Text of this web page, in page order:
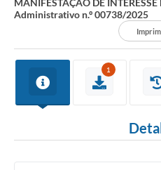
MANIFESTAÇÃO DE
Administrativo n.º 00738/2025
1